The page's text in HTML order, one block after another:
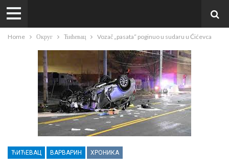
Home Округ Ћићевац Vozač „pasata“ poginuo u sudaru u Ćićevca
ЋИЋЕВАЦ ВАРВАРИН ХРОНИКА